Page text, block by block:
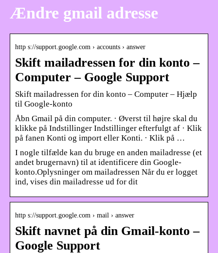
Ændre gmail adresse
http s://support.google.com › accounts › answer
Skift mailadressen for din konto –
Computer – Google Support
Skift mailadressen for din konto – Computer – Hjælp
til Google-konto
Åbn Gmail på din computer. · Øverst til højre skal du
klikke på Indstillinger Indstillinger efterfulgt af · Klik
på fanen Konti og import eller Konti. · Klik på …
I nogle tilfælde kan du bruge en anden mailadresse (et
andet brugernavn) til at identificere din Google-
konto.Oplysninger om mailadressen Når du er logget
ind, vises din mailadresse ud for dit
http s://support.google.com › mail › answer
Skift navnet på din Gmail-konto –
Google Support